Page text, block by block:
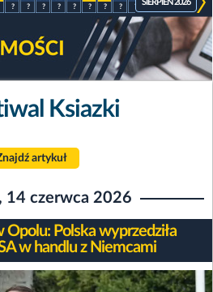
? ? ? ? ? ? ? ? ? ? ? ?
SIERPIEŃ 2026
Ksiazki
artykuł
14 czerwca 2026
Opolu: Polska wyprzedziła
w handlu z Niemcami